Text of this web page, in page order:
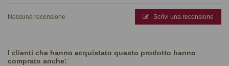
Nessuna recensione Scrivi una recensione
I clienti che hanno acquistato questo prodotto hanno
comprato anche: